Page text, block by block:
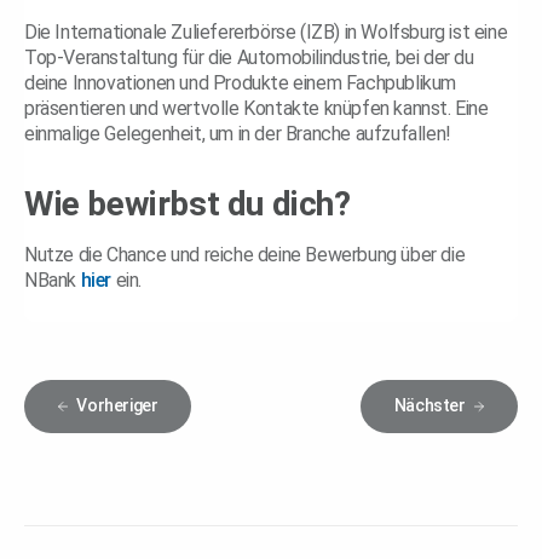
Die Internationale Zuliefererbörse (IZB) in Wolfsburg ist eine
Top-Veranstaltung für die Automobilindustrie, bei der du
deine Innovationen und Produkte einem Fachpublikum
präsentieren und wertvolle Kontakte knüpfen kannst. Eine
einmalige Gelegenheit, um in der Branche aufzufallen!
Wie bewirbst du dich?
Nutze die Chance und reiche deine Bewerbung über die
NBank hier ein.
Vorheriger Nächster